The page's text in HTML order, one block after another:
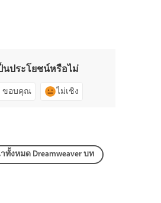
นประโยชน์หรือไม่
ขอบคุณ ไม่เชิง
งหมด Dreamweaver บท